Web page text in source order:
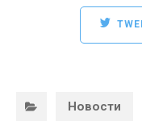
Новости